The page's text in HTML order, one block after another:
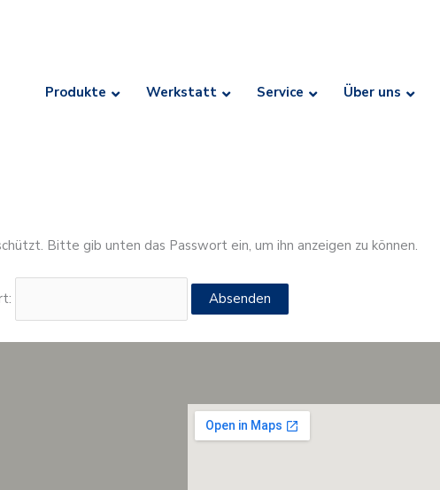
Produkte Werkstatt Service Über uns
Bitte gib unten das Passwort ein, um ihn anzeigen zu können.